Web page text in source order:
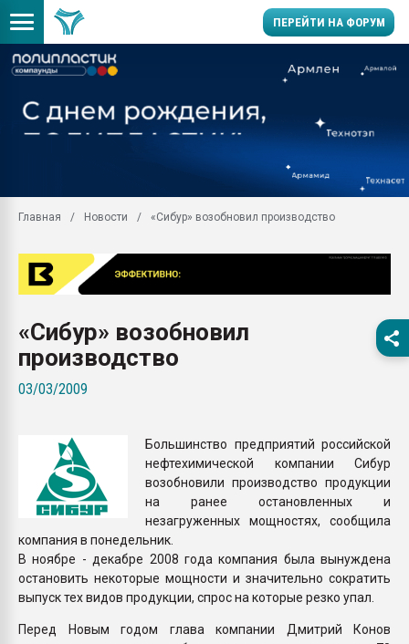
ПЕРЕЙТИ НА ФОРУМ
заводу пластмасс"
Помощь в подборе
Вакуум-формовочные
первый план в
бутылок
ПЕРЕЙТИ НА
Главная Новости «Сибур» возобновил производство
«Сибур» возобновил
производство
03/03/2009
Большинство предприятий российской
нефтехимической компании Сибур
возобновили производство продукции
на ранее остановленных и
незагруженных мощностях, сообщила
компания в понедельник.
В ноябре - декабре 2008 года компания была вынуждена
остановить некоторые мощности и значительно сократить
выпуск тех видов продукции, спрос на которые резко упал.
Перед Новым годом глава компании Дмитрий Конов